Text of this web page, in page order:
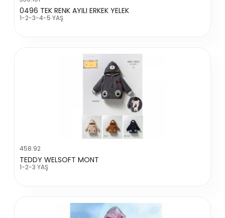
0496 TEK RENK AYILI ERKEK YELEK
1-2-3-4-5 YAŞ
458.92
TEDDY WELSOFT MONT
1-2-3 YAŞ